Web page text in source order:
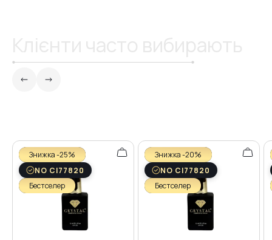
Знижка -25%
NO CI77820
Бестселер
Знижка -20%
NO CI77820
Бестселер